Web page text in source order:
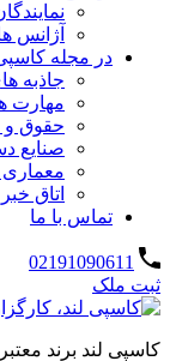
آژانس
در مجله کاسپی
جاذبه
مهارت
حقوق و
صنایع
معماری
اتاق خبر
تماس با ما
02191090611
ثبت ملک